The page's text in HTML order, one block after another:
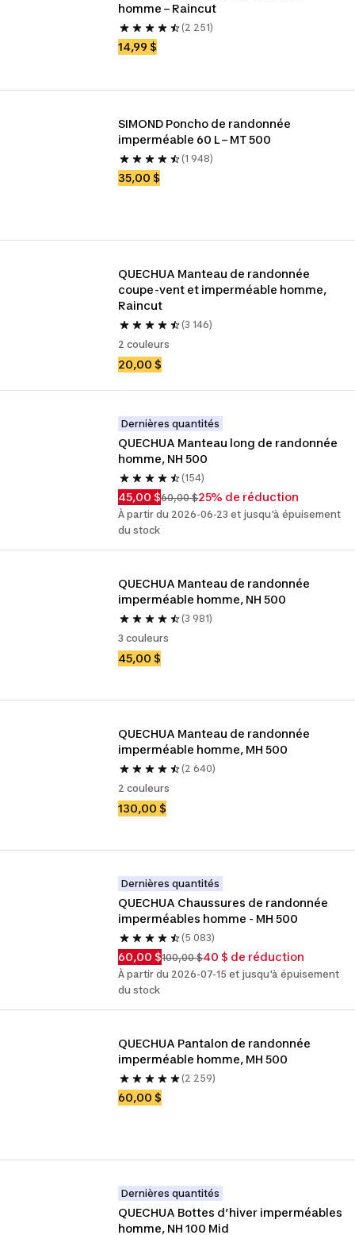
homme – Raincut
(2 251)
14,99 $
SIMOND Poncho de randonnée
imperméable 60 L – MT 500
(1 948)
35,00 $
QUECHUA Manteau de randonnée
coupe-vent et imperméable homme,
Raincut
(3 146)
2 couleurs
20,00 $
Dernières quantités
QUECHUA Manteau long de randonnée
homme, NH 500
(154)
45,00 $60,00 $25% de réduction
À partir du 2026-06-23 et jusqu'à épuisement
du stock
QUECHUA Manteau de randonnée
imperméable homme, NH 500
(3 981)
3 couleurs
45,00 $
QUECHUA Manteau de randonnée
imperméable homme, MH 500
(2 640)
2 couleurs
130,00 $
Dernières quantités
QUECHUA Chaussures de randonnée
imperméables homme - MH 500
(5 083)
60,00 $100,00 $40 $ de réduction
À partir du 2026-07-15 et jusqu'à épuisement
du stock
QUECHUA Pantalon de randonnée
imperméable homme, MH 500
(2 259)
60,00 $
Dernières quantités
QUECHUA Bottes d’hiver imperméables
homme, NH 100 Mid